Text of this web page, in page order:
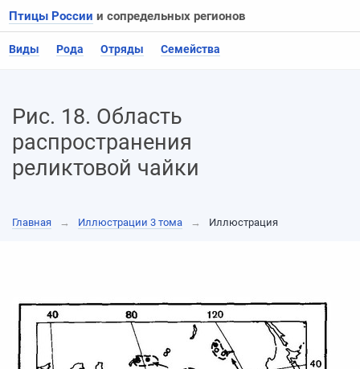
Птицы России и сопредельных регионов
Виды Рода Отряды Семейства
Рис. 18. Область
распространения
реликтовой чайки
Главная → Иллюстрации 3 тома → Иллюстрация